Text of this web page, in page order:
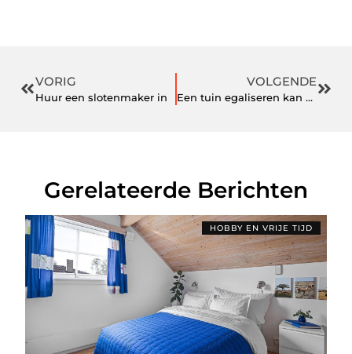
VORIG
Huur een slotenmaker in
VOLGENDE
Een tuin egaliseren kan nodig zijn
Gerelateerde Berichten
HOBBY EN VRIJE TIJD